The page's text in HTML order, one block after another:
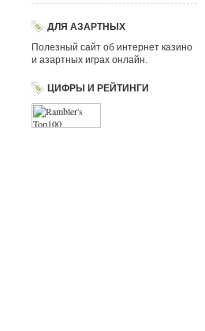
ДЛЯ АЗАРТНЫХ
Полезный сайт об интернет казино
и азартных играх онлайн.
ЦИФРЫ И РЕЙТИНГИ